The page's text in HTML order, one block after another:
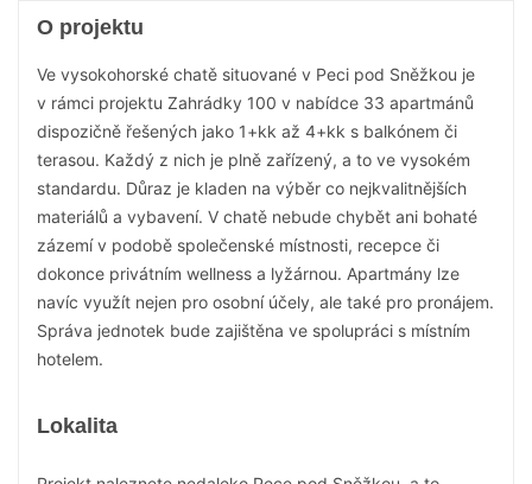
O projektu
Ve vysokohorské chatě situované v Peci pod Sněžkou je
v rámci projektu Zahrádky 100 v nabídce 33 apartmánů
dispozičně řešených jako 1+kk až 4+kk s balkónem či
terasou. Každý z nich je plně zařízený, a to ve vysokém
standardu. Důraz je kladen na výběr co nejkvalitnějších
materiálů a vybavení. V chatě nebude chybět ani bohaté
zázemí v podobě společenské místnosti, recepce či
dokonce privátním wellness a lyžárnou. Apartmány lze
navíc využít nejen pro osobní účely, ale také pro pronájem.
Správa jednotek bude zajištěna ve spolupráci s místním
hotelem.
Lokalita